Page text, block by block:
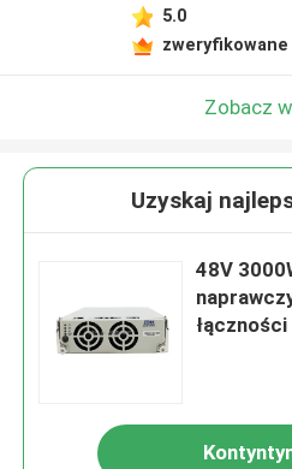
5.0
zweryfikowane
Zobacz
Uzyskaj
48V